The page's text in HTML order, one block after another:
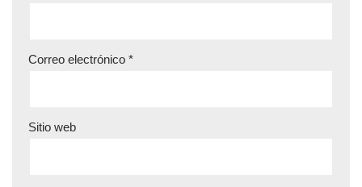
Correo electrónico *
Sitio web